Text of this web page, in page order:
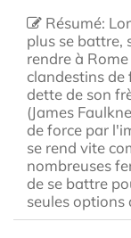
Résumé:
plus se battre,
rendre à
clandestins
dette de son
(James
de force par
se rend vite
nombreuses
de se battre
seules options